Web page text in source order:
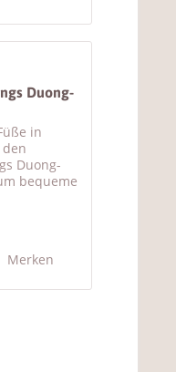
Duong-
in
Duong-
bequeme
sind nicht
Merken